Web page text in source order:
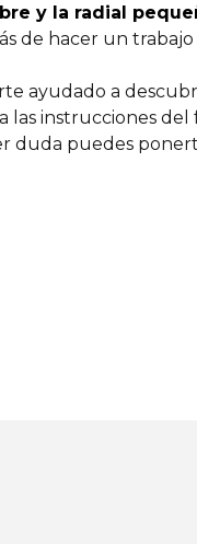
y la radial
de hacer un
ayudado a
las instrucciones
duda puedes